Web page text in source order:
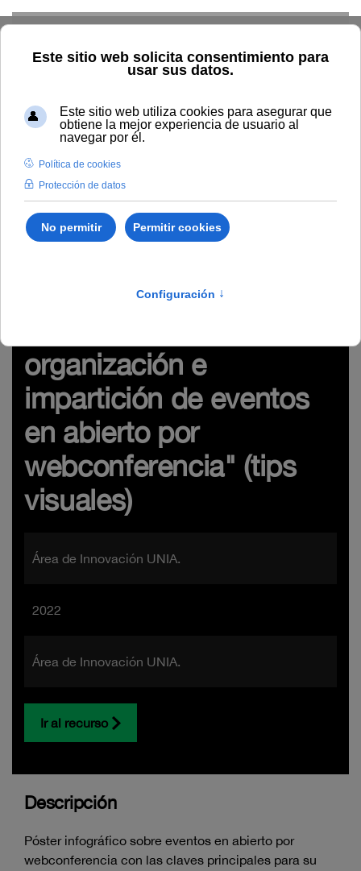
Inicio Innovación
Conocimiento abierto y difusión
Recursos Educativos en abierto
organización e impartición de eventos en abierto por
webconferencia" (tips visuales)
organización e
impartición de eventos
en abierto por
webconferencia" (tips
visuales)
Área de Innovación UNIA.
2022
Área de Innovación UNIA.
Ir al recurso
Descripción
Póster infográfico sobre eventos en abierto por
webconferencia con las claves principales para su